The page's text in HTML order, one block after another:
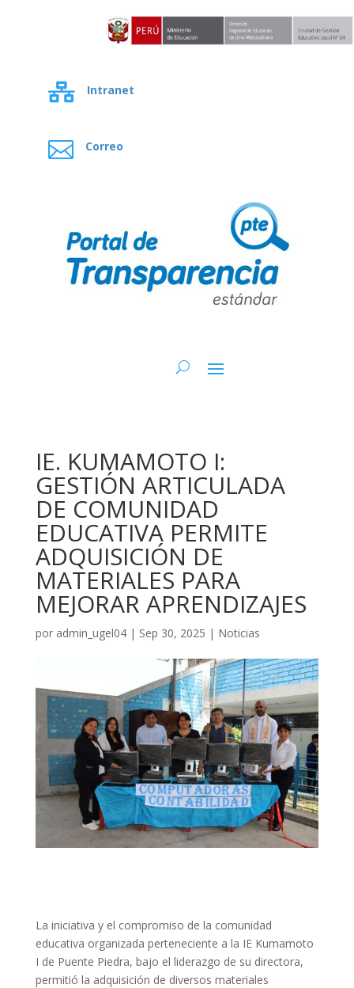
 Intranet
 Correo
IE. KUMAMOTO I:
GESTIÓN ARTICULADA
DE COMUNIDAD
EDUCATIVA PERMITE
ADQUISICIÓN DE
MATERIALES PARA
MEJORAR APRENDIZAJES
por admin_ugel04| Sep 30, 2025 | Noticias
La iniciativa y el compromiso de la comunidad
educativa organizada perteneciente a la IE Kumamoto
I de Puente Piedra, bajo el liderazgo de su directora,
permitió la adquisición de diversos materiales